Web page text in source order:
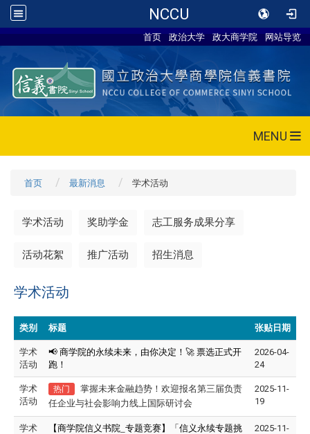
NCCU
首页 政治大学 政大商学院 网站导览
MENU
首页 最新消息 学术活动
学术活动 奖助学金 志工服务成果分享
活动花絮 推广活动 招生消息
学术活动
类别 标题 张贴日期
学术
活动
📢 商学院的永续未来，由你决定！🚀 票选正式开
跑！
2026-04-
24
学术
活动
热门
掌握未来金融趋势！欢迎报名第三届负责
任企业与社会影响力线上国际研讨会
2025-11-
19
学术
【商学院信义书院_专题竞赛】「信义永续专题挑
2025-11-